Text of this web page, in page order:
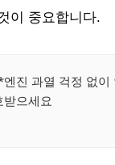
이 중요합니다.
진 과열 걱정 없이
받으세요